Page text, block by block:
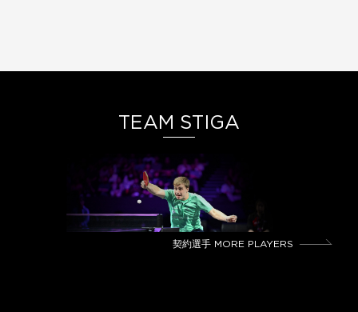
TEAM STIGA
契約選手 MORE PLAYERS